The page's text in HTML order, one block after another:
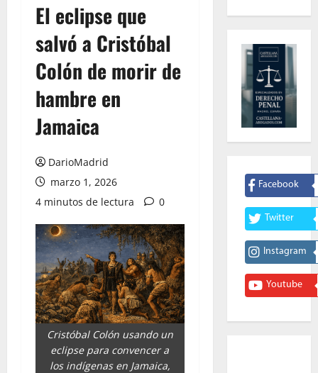
El eclipse que
salvó a Cristóbal
Colón de morir de
hambre en
Jamaica
DarioMadrid
marzo 1, 2026
4 minutos de lectura
0
Cristóbal Colón usando un
eclipse para convencer a
los indígenas en Jamaica,
Facebook
Twitter
Instagram
Youtube